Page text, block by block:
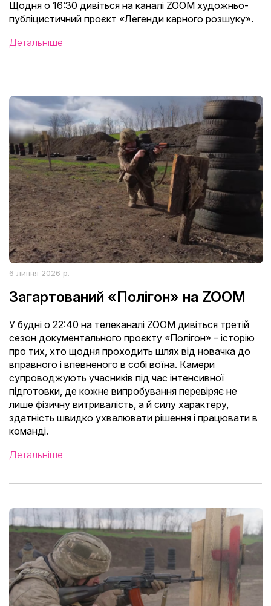
Щодня о 16:30 дивіться на каналі ZOOM художньо-
публіцистичний проєкт «Легенди карного розшуку».
Детальніше
6 липня 2026 р.
Загартований «Полігон» на ZOOM
У будні о 22:40 на телеканалі ZOOM дивіться третій
сезон документального проєкту «Полігон» – історію
про тих, хто щодня проходить шлях від новачка до
вправного і впевненого в собі воїна. Камери
супроводжують учасників під час інтенсивної
підготовки, де кожне випробування перевіряє не
лише фізичну витривалість, а й силу характеру,
здатність швидко ухвалювати рішення і працювати в
команді.
Детальніше